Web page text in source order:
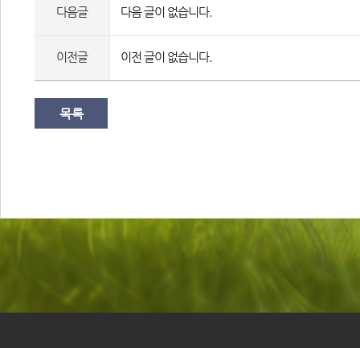
다음글 다음 글이 없습니다.
이전글 이전 글이 없습니다.
목록